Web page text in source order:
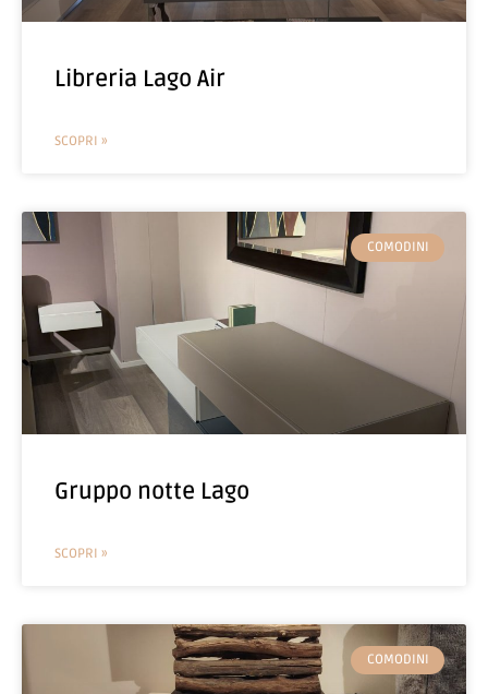
Libreria Lago Air
SCOPRI »
COMODINI
Gruppo notte Lago
SCOPRI »
COMODINI